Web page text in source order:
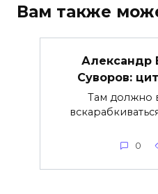
Вам также
Александр
Суворов:
Там должно
0